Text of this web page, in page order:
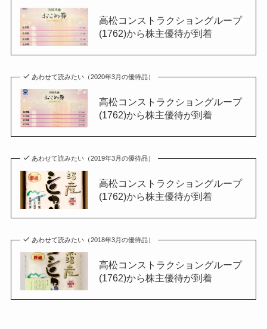
高松コンストラクショングループ
(1762)から株主優待が到着
あわせて読みたい（2020年3月の優待品）
高松コンストラクショングループ
(1762)から株主優待が到着
あわせて読みたい（2019年3月の優待品）
高松コンストラクショングループ
(1762)から株主優待が到着
あわせて読みたい（2018年3月の優待品）
高松コンストラクショングループ
(1762)から株主優待が到着